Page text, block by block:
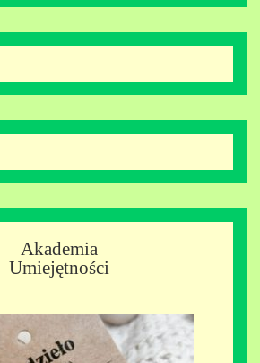
Akademia
Umiejętności